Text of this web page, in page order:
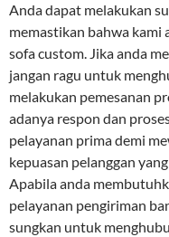
Anda dapat melakukan
memastikan bahwa kami
sofa custom. Jika anda
jangan ragu untuk
melakukan pemesanan
adanya respon dan
pelayanan prima demi
kepuasan pelanggan
Apabila anda
pelayanan pengiriman
sungkan untuk